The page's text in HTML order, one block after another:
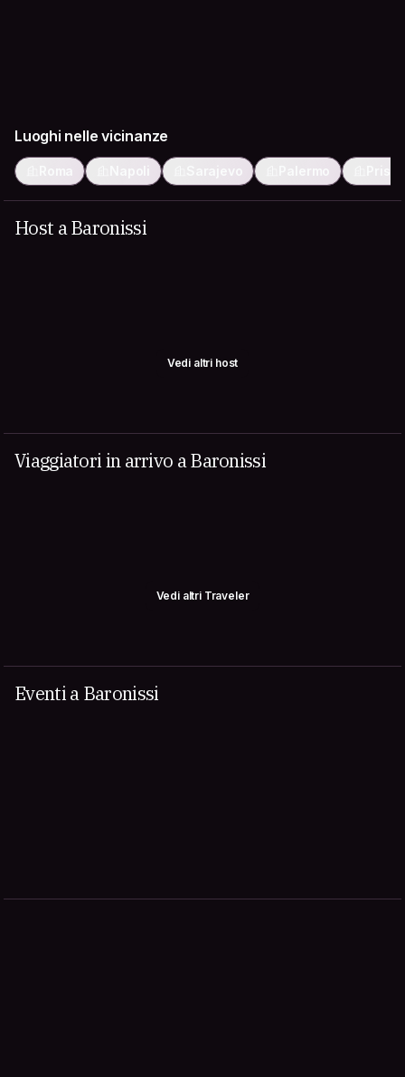
Luoghi nelle vicinanze
Roma Napoli Sarajevo Palermo
Host a Baronissi
Vedi altri host
Viaggiatori in arrivo a Baronissi
Vedi altri Traveler
Eventi a Baronissi